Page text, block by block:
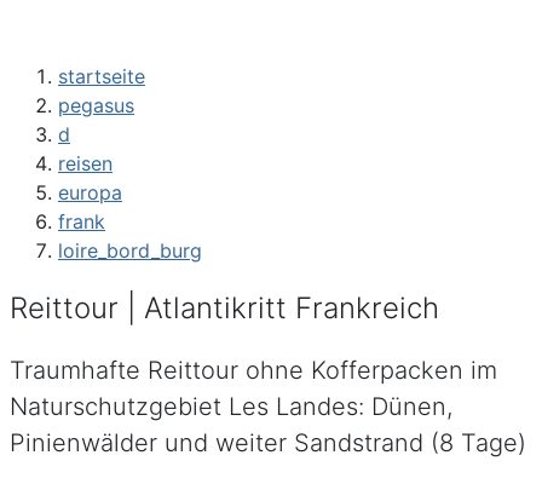
startseite
pegasus
d
reisen
europa
frank
loire_bord_burg
Reittour | Atlantikritt Frankreich
Traumhafte Reittour ohne Kofferpacken im
Naturschutzgebiet Les Landes: Dünen,
Pinienwälder und weiter Sandstrand (8 Tage)